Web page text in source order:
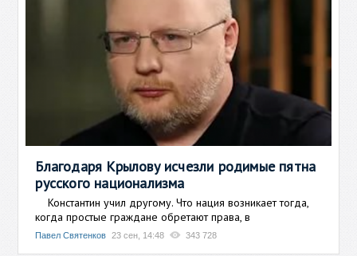
Благодаря Крылову исчезли родимые пятна
русского национализма
Константин учил другому. Что нация возникает тогда,
когда простые граждане обретают права, в
Павел Святенков 23 сен, 14:48 343 728